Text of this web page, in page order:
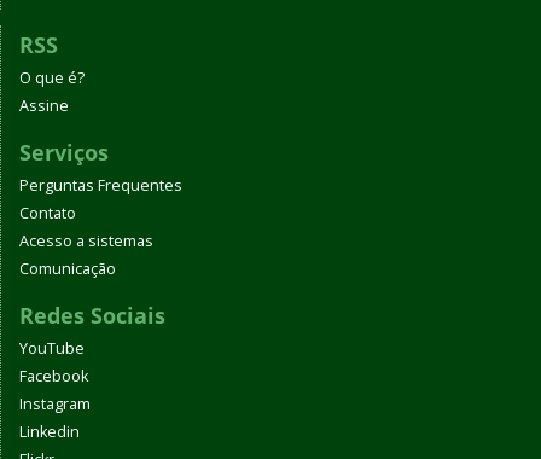
RSS
O que é?
Assine
Serviços
Perguntas Frequentes
Contato
Acesso a sistemas
Comunicação
Redes Sociais
YouTube
Facebook
Instagram
Linkedin